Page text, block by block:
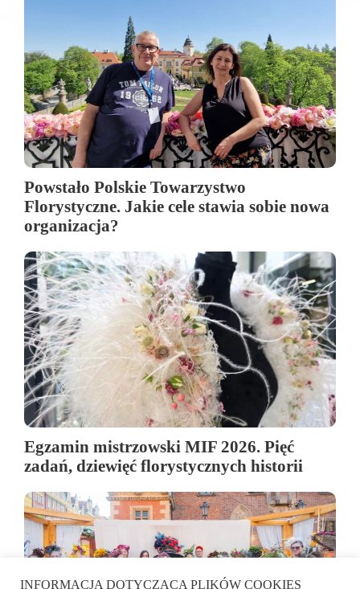
Powstało Polskie Towarzystwo
Florystyczne. Jakie cele stawia sobie nowa
organizacja?
Egzamin mistrzowski MIF 2026. Pięć
zadań, dziewięć florystycznych historii
INFORMACJA DOTYCZĄCA PLIKÓW COOKIES